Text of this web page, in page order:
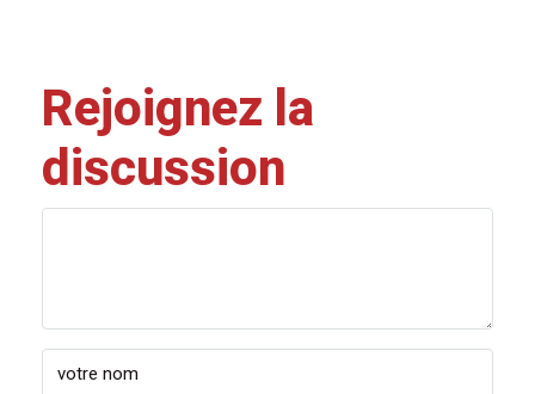
Rejoignez la
discussion